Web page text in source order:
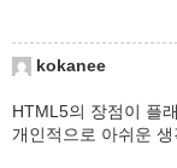
kokanee
HTML5의 장점이 플
개인적으로 아쉬운